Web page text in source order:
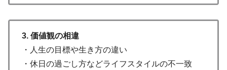
3. 価値観の相違
・人生の目標や生き方の違い
・休日の過ごし方などライフスタイルの不一致